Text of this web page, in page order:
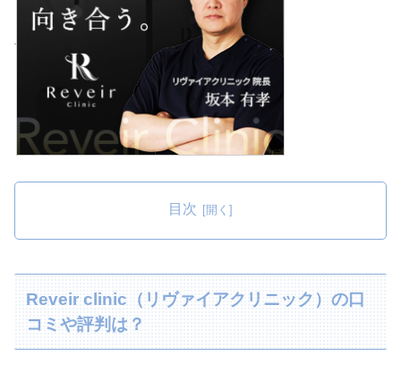
目次
Reveir clinic（リヴァイアクリニック）の口
コミや評判は？